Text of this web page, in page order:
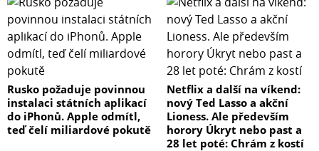
Rusko požaduje povinnou
instalaci státních aplikací
do iPhonů. Apple odmítl,
teď čelí miliardové pokutě
Netflix a další na víkend:
nový Ted Lasso a akční
Lioness. Ale především
horory Úkryt nebo past a
28 let poté: Chrám z kostí